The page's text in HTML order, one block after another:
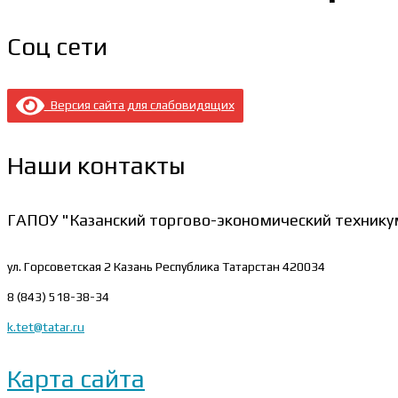
Соц сети
Версия сайта для слабовидящих
Наши контакты
ГАПОУ "Казанский торгово-экономический
ул. Горсоветская 2 Казань Республика Татарстан 420034
8 (843) 518-38-34
k.tet@tatar.ru
Карта сайта